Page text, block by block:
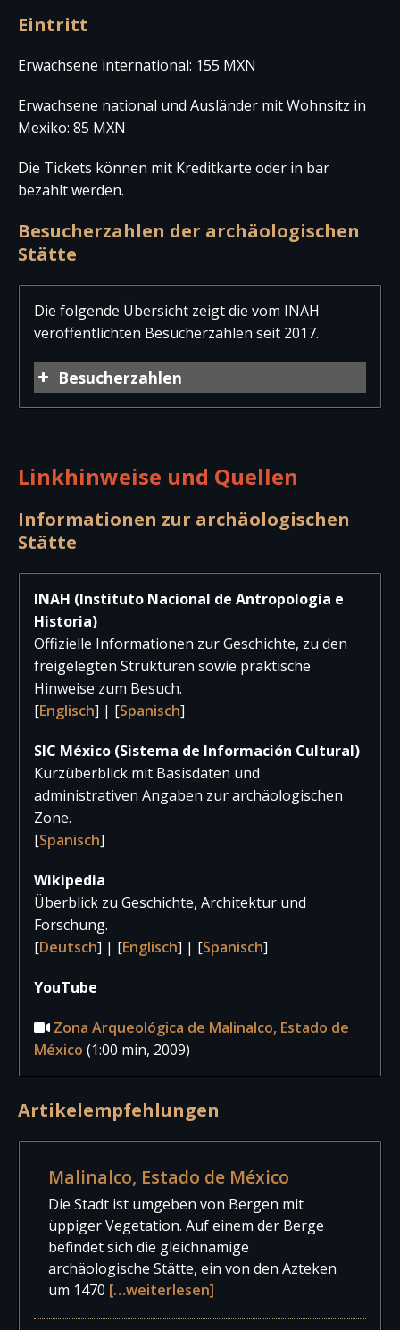
Eintritt
Erwachsene international: 155 MXN
Erwachsene national und Ausländer mit Wohnsitz in
Mexiko: 85 MXN
Die Tickets können mit Kreditkarte oder in bar
bezahlt werden.
Besucherzahlen der archäologischen
Stätte
Die folgende Übersicht zeigt die vom INAH
veröffentlichten Besucherzahlen seit 2017.
Besucherzahlen
Jahr
Besucher
Besucher
2025 171.269 9.422
2024
1.424
2023
2021
2020
77.086 524
2019
251.720
2017
234.299
Linkhinweise und Quellen
Informationen zur archäologischen
Stätte
INAH (Instituto Nacional de Antropología e
Historia)
Offizielle Informationen zur Geschichte, zu den
freigelegten Strukturen sowie praktische
Hinweise zum Besuch.
[Englisch] | [Spanisch]
SIC México (Sistema de Información Cultural)
Kurzüberblick mit Basisdaten und
administrativen Angaben zur archäologischen
Zone.
[Spanisch]
Wikipedia
Überblick zu Geschichte, Architektur und
Forschung.
[Deutsch] | [Englisch] | [Spanisch]
YouTube
Zona Arqueológica de Malinalco, Estado de
México (1:00 min, 2009)
Artikelempfehlungen
Malinalco, Estado de México
Die Stadt ist umgeben von Bergen mit
üppiger Vegetation. Auf einem der Berge
befindet sich die gleichnamige
archäologische Stätte, ein von den Azteken
um 1470 […weiterlesen]